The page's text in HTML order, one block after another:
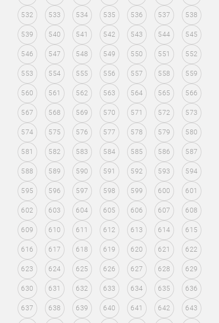
532 533 534 535 536 537 538
539 540 541 542 543 544 545
546 547 548 549 550 551 552
553 554 555 556 557 558 559
560 561 562 563 564 565 566
567 568 569 570 571 572 573
574 575 576 577 578 579 580
581 582 583 584 585 586 587
588 589 590 591 592 593 594
595 596 597 598 599 600 601
602 603 604 605 606 607 608
609 610 611 612 613 614 615
616 617 618 619 620 621 622
623 624 625 626 627 628 629
630 631 632 633 634 635 636
637 638 639 640 641 642 643